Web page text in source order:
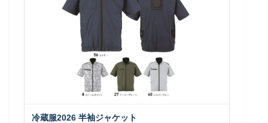
冷蔵服2026 半袖ジャケット